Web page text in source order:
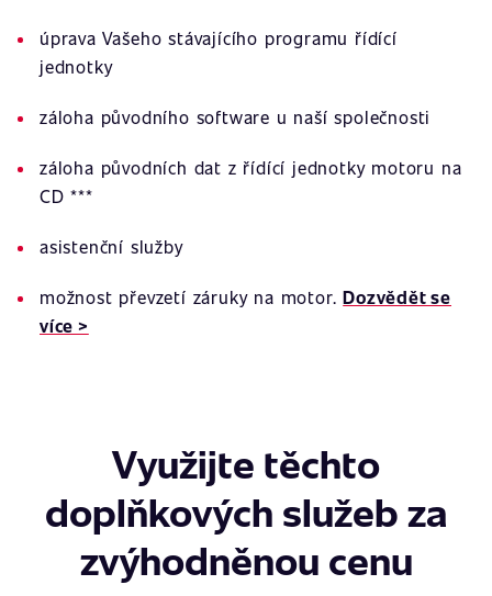
úprava Vašeho stávajícího programu řídící
jednotky
záloha původního software u naší společnosti
záloha původních dat z řídící jednotky motoru na
CD ***
asistenční služby
možnost převzetí záruky na motor.Dozvědět se
více >
Využijte těchto
doplňkových služeb za
zvýhodněnou cenu